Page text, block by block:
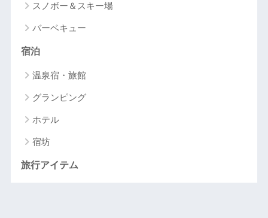
スノボー＆スキー場
バーベキュー
宿泊
温泉宿・旅館
グランピング
ホテル
宿坊
旅行アイテム